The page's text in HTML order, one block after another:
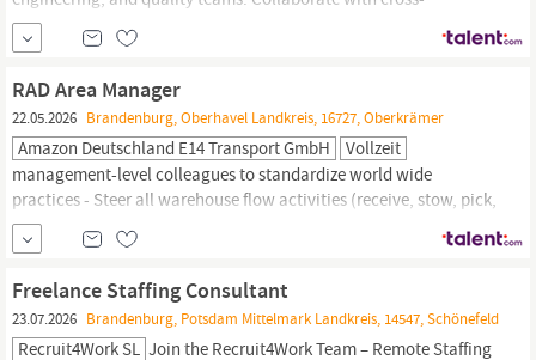
functional stakeholders (engineering, quality,
customer interface) to ensure process transparency, structured
RAD Area Manager
22.05.2026 Brandenburg, Oberhavel Landkreis, 16727, Oberkrämer
Amazon Deutschland E14 Transport GmbH
Vollzeit
management-level colleagues to standardize world wide
practices - Steer all warehouse flow activities (receive, stow, pick,
pack, ship) - Monitor weekly and daily forecast vs. capacity for all
standard operative tasks - Troubleshoot and support associates
internalsupply chainsystem - Inventory
Freelance Staffing Consultant
23.07.2026 Brandenburg, Potsdam Mittelmark Landkreis, 14547, Schönefeld
Recruit4Work SL Join the Recruit4Work Team – Remote Staffing